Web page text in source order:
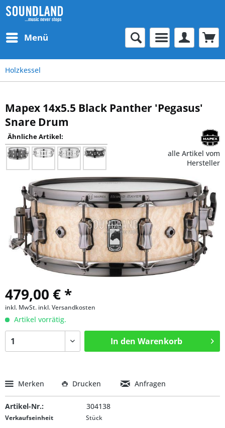
Menü
Holzkessel
Mapex 14x5.5 Black Panther 'Pegasus'
Snare Drum
Ähnliche Artikel:
alle Artikel vom
Hersteller
479,00 € *
inkl. MwSt. inkl. Versandkosten
Artikel vorrätig.
In den Warenkorb
Merken Drucken Anfragen
Artikel-Nr.: 304138
Verkaufseinheit Stück